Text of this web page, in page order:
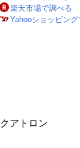
楽天市場で調べる
Yahooショッピン
アトロン